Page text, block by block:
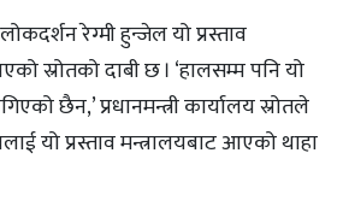
रेग्मी हुन्जेल यो प्रस्ताव
स्रोतको दाबी छ । ‘हालसम्म पनि यो
छैन,’ प्रधानमन्त्री कार्यालय स्रोतले
यो प्रस्ताव मन्त्रालयबाट आएको थाहा